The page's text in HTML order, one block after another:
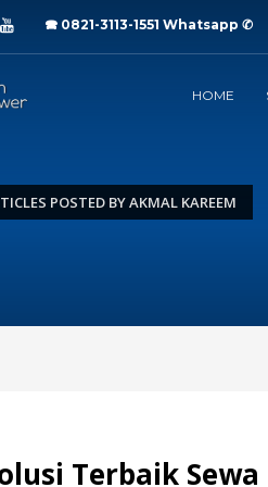
2026
🕿 0821-3113-1551 Whatsapp ✆
HOME
POSTED BY AKMAL KAREEM
Terbaik